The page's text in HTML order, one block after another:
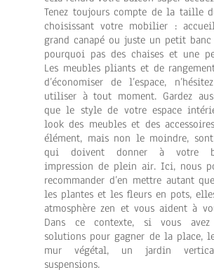
Tenez toujours compte de la taille
choisissant votre mobilier :
grand canapé ou juste un petit banc
pourquoi pas des chaises et une
Les meubles pliants et de
d’économiser de l’espace,
utiliser à tout moment. Gardez
que le style de votre espace
look des meubles et des
élément, mais non le moindre,
qui doivent donner à votre
impression de plein air. Ici, nous
recommander d’en mettre autant
les plantes et les fleurs en pots,
atmosphère zen et vous aident à
Dans ce contexte, si vous
solutions pour gagner de la place,
mur végétal, un jardin
suspensions.